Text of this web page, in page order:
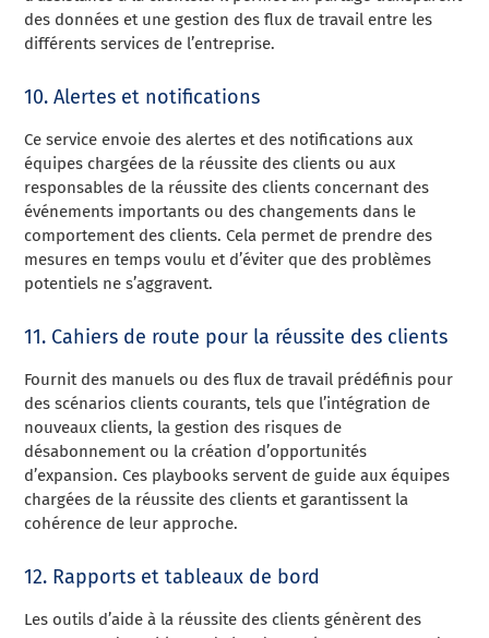
des données et une gestion des flux de travail entre les
différents services de l’entreprise.
10. Alertes et notifications
Ce service envoie des alertes et des notifications aux
équipes chargées de la réussite des clients ou aux
responsables de la réussite des clients concernant des
événements importants ou des changements dans le
comportement des clients. Cela permet de prendre des
mesures en temps voulu et d’éviter que des problèmes
potentiels ne s’aggravent.
11. Cahiers de route pour la réussite des clients
Fournit des manuels ou des flux de travail prédéfinis pour
des scénarios clients courants, tels que l’intégration de
nouveaux clients, la gestion des risques de
désabonnement ou la création d’opportunités
d’expansion. Ces playbooks servent de guide aux équipes
chargées de la réussite des clients et garantissent la
cohérence de leur approche.
12. Rapports et tableaux de bord
Les outils d’aide à la réussite des clients génèrent des